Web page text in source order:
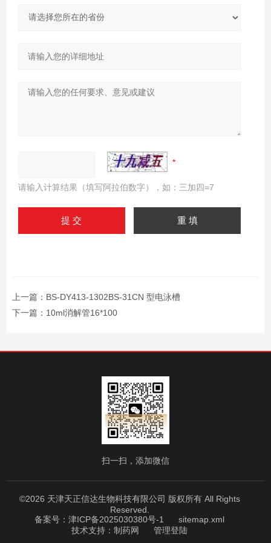
请输入计算结果（填写阿拉伯数字），如：三加四=7
上一篇： BS-DY413-1302BS-31CN 型电泳槽
下一篇： 10ml消解管16*100
扫一扫，添加微信
©2026 天津天正信达生物科技有限公司 版权所有 All Rights
Reserved.
备案号：津ICP备2025030380号-1
sitemap.xml
技术支持： 制药网 管理登陆